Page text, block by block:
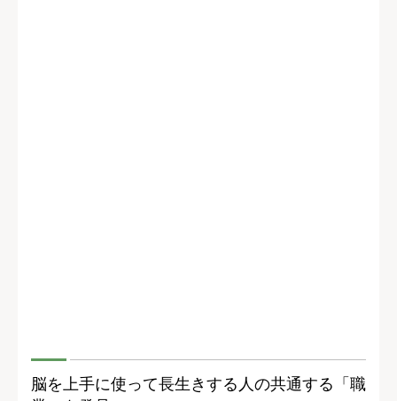
脳を上手に使って長生きする人の共通する「職